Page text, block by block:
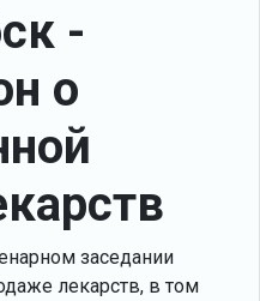
-
о
заседании
лекарств, в том